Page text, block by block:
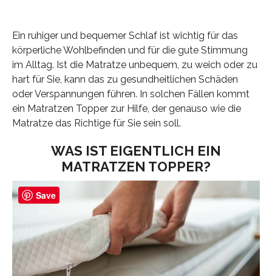
Ein ruhiger und bequemer Schlaf ist wichtig für das
körperliche Wohlbefinden und für die gute Stimmung
im Alltag. Ist die Matratze unbequem, zu weich oder zu
hart für Sie, kann das zu gesundheitlichen Schäden
oder Verspannungen führen. In solchen Fällen kommt
ein Matratzen Topper zur Hilfe, der genauso wie die
Matratze das Richtige für Sie sein soll.
WAS IST EIGENTLICH EIN
MATRATZEN TOPPER?
Save